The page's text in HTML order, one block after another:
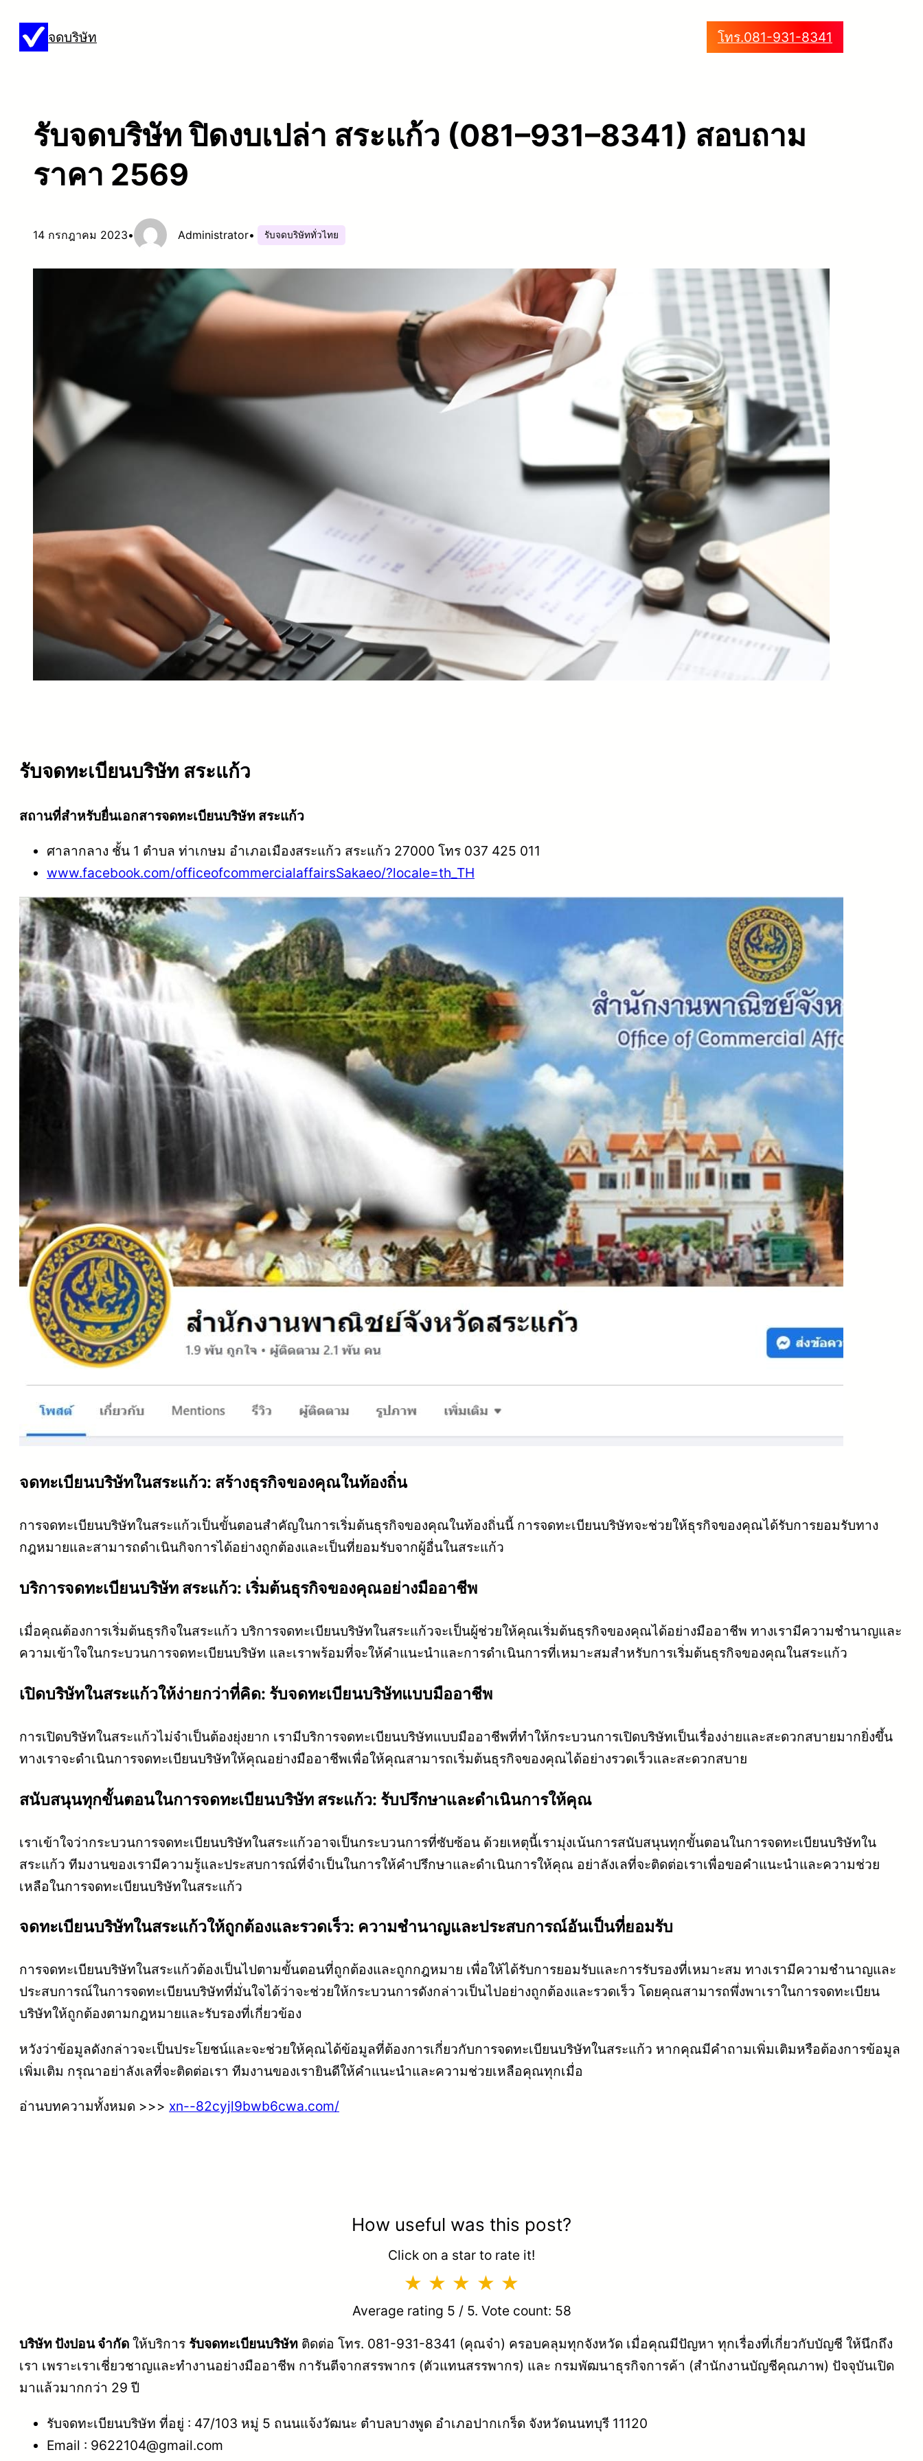
จดบริษัท โทร.081-931-8341
รับจดบริษัท ปิดงบเปล่า สระแก้ว (081–931–8341) สอบถาม
ราคา 2569
14 กรกฎาคม 2023• Administrator• รับจดบริษัททั่วไทย
รับจดทะเบียนบริษัท สระแก้ว
สถานที่สำหรับยื่นเอกสารจดทะเบียนบริษัท สระแก้ว
ศาลากลาง ชั้น 1 ตำบล ท่าเกษม อำเภอเมืองสระแก้ว สระแก้ว 27000 โทร 037 425 011
www.facebook.com/officeofcommercialaffairsSakaeo/?locale=th_TH
จดทะเบียนบริษัทในสระแก้ว: สร้างธุรกิจของคุณในท้องถิ่น
การจดทะเบียนบริษัทในสระแก้วเป็นขั้นตอนสำคัญในการเริ่มต้นธุรกิจของคุณในท้องถิ่นนี้ การจดทะเบียนบริษัทจะช่วยให้ธุรกิจของคุณได้รับการยอมรับทาง
กฎหมายและสามารถดำเนินกิจการได้อย่างถูกต้องและเป็นที่ยอมรับจากผู้อื่นในสระแก้ว
บริการจดทะเบียนบริษัท สระแก้ว: เริ่มต้นธุรกิจของคุณอย่างมืออาชีพ
เมื่อคุณต้องการเริ่มต้นธุรกิจในสระแก้ว บริการจดทะเบียนบริษัทในสระแก้วจะเป็นผู้ช่วยให้คุณเริ่มต้นธุรกิจของคุณได้อย่างมืออาชีพ ทางเรามีความชำนาญและ
ความเข้าใจในกระบวนการจดทะเบียนบริษัท และเราพร้อมที่จะให้คำแนะนำและการดำเนินการที่เหมาะสมสำหรับการเริ่มต้นธุรกิจของคุณในสระแก้ว
เปิดบริษัทในสระแก้วให้ง่ายกว่าที่คิด: รับจดทะเบียนบริษัทแบบมืออาชีพ
การเปิดบริษัทในสระแก้วไม่จำเป็นต้องยุ่งยาก เรามีบริการจดทะเบียนบริษัทแบบมืออาชีพที่ทำให้กระบวนการเปิดบริษัทเป็นเรื่องง่ายและสะดวกสบายมากยิ่งขึ้น
ทางเราจะดำเนินการจดทะเบียนบริษัทให้คุณอย่างมืออาชีพเพื่อให้คุณสามารถเริ่มต้นธุรกิจของคุณได้อย่างรวดเร็วและสะดวกสบาย
สนับสนุนทุกขั้นตอนในการจดทะเบียนบริษัท สระแก้ว: รับปรึกษาและดำเนินการให้คุณ
เราเข้าใจว่ากระบวนการจดทะเบียนบริษัทในสระแก้วอาจเป็นกระบวนการที่ซับซ้อน ด้วยเหตุนี้เรามุ่งเน้นการสนับสนุนทุกขั้นตอนในการจดทะเบียนบริษัทใน
สระแก้ว ทีมงานของเรามีความรู้และประสบการณ์ที่จำเป็นในการให้คำปรึกษาและดำเนินการให้คุณ อย่าลังเลที่จะติดต่อเราเพื่อขอคำแนะนำและความช่วย
เหลือในการจดทะเบียนบริษัทในสระแก้ว
จดทะเบียนบริษัทในสระแก้วให้ถูกต้องและรวดเร็ว: ความชำนาญและประสบการณ์อันเป็นที่ยอมรับ
การจดทะเบียนบริษัทในสระแก้วต้องเป็นไปตามขั้นตอนที่ถูกต้องและถูกกฎหมาย เพื่อให้ได้รับการยอมรับและการรับรองที่เหมาะสม ทางเรามีความชำนาญและ
ประสบการณ์ในการจดทะเบียนบริษัทที่มั่นใจได้ว่าจะช่วยให้กระบวนการดังกล่าวเป็นไปอย่างถูกต้องและรวดเร็ว โดยคุณสามารถพึ่งพาเราในการจดทะเบียน
บริษัทให้ถูกต้องตามกฎหมายและรับรองที่เกี่ยวข้อง
หวังว่าข้อมูลดังกล่าวจะเป็นประโยชน์และจะช่วยให้คุณได้ข้อมูลที่ต้องการเกี่ยวกับการจดทะเบียนบริษัทในสระแก้ว หากคุณมีคำถามเพิ่มเติมหรือต้องการข้อมูล
เพิ่มเติม กรุณาอย่าลังเลที่จะติดต่อเรา ทีมงานของเรายินดีให้คำแนะนำและความช่วยเหลือคุณทุกเมื่อ
อ่านบทความทั้งหมด >>> xn--82cyjl9bwb6cwa.com/
How useful was this post?
Click on a star to rate it!
Average rating 5 / 5. Vote count: 58
บริษัท ปังปอน จำกัด ให้บริการ รับจดทะเบียนบริษัท ติดต่อ โทร. 081-931-8341 (คุณจ๋า) ครอบคลุมทุกจังหวัด เมื่อคุณมีปัญหา ทุกเรื่องที่เกี่ยวกับบัญชี ให้นึกถึง
เรา เพราะเราเชี่ยวชาญและทำงานอย่างมืออาชีพ การันตีจากสรรพากร (ตัวแทนสรรพากร) และ กรมพัฒนาธุรกิจการค้า (สำนักงานบัญชีคุณภาพ) ปัจจุบันเปิด
มาแล้วมากกว่า 29 ปี
รับจดทะเบียนบริษัท ที่อยู่ : 47/103 หมู่ 5 ถนนแจ้งวัฒนะ ตำบลบางพูด อำเภอปากเกร็ด จังหวัดนนทบุรี 11120
Email : 9622104@gmail.com